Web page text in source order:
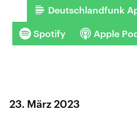
Deutschlandfunk
Spotify Apple
23. März 2023